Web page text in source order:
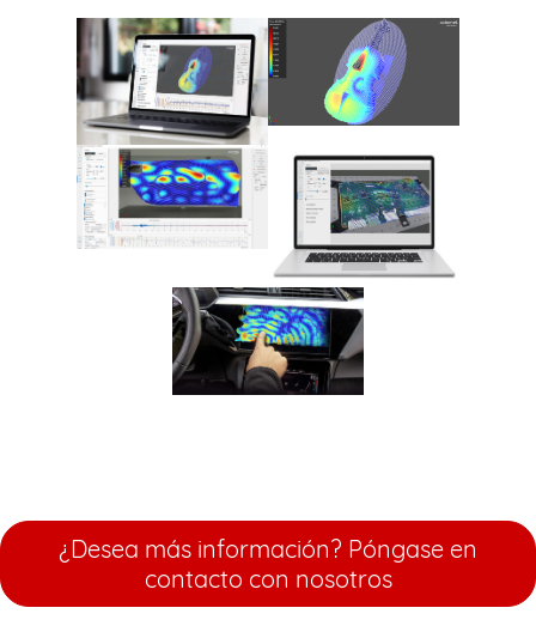
¿Desea más información? Póngase en
contacto con nosotros